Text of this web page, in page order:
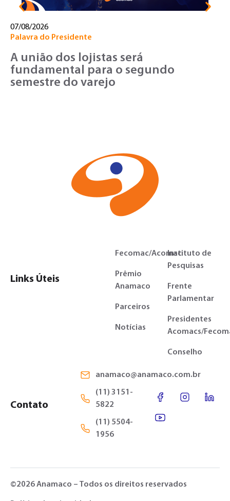
07/08/2026
Palavra do Presidente
A união dos lojistas será
fundamental para o segundo
semestre do varejo
Links Úteis
Fecomac/Acomac
Prêmio
Anamaco
Parceiros
Notícias
Instituto de
Pesquisas
Frente
Parlamentar
Presidentes
Acomacs/
Conselho
Contato
anamaco@anamaco.com.br
(11) 3151-
5822
(11) 5504-
1956
©2026 Anamaco – Todos os direitos reservados